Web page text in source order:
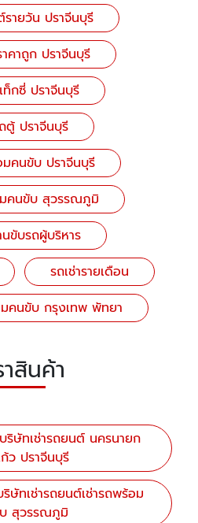
รายวัน ปราจีนบุรี
าคาถูก ปราจีนบุรี
ท็กซี่ ปราจีนบุรี
ถตู้ ปราจีนบุรี
มคนขับ ปราจีนบุรี
มคนขับ สุวรรณภูมิ
ขับรถผู้บริหาร
รถเช่ารายเดือน
คนขับ กรุงเทพ พัทยา
สินค้า
ษัทเช่ารถยนต์ นครนายก
ว ปราจีนบุรี
ทเช่ารถยนต์เช่ารถพร้อม
สุวรรณภูมิ